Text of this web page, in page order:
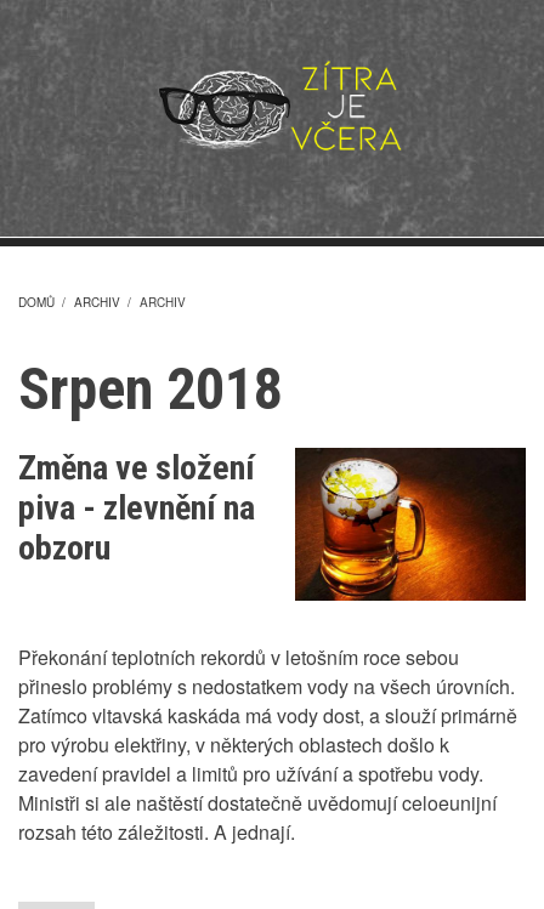
hlavnímu
NAVIGACE
DOMŮ / ARCHIV / ARCHIV
Srpen 2018
Změna ve složení
piva - zlevnění na
obzoru
Překonání teplotních rekordů v letošním roce sebou
přineslo problémy s nedostatkem vody na všech úrovních.
Zatímco vltavská kaskáda má vody dost, a slouží primárně
pro výrobu elektřiny, v některých oblastech došlo k
zavedení pravidel a limitů pro užívání a spotřebu vody.
Ministři si ale naštěstí dostatečně uvědomují celoeunijní
rozsah této záležitosti. A jednají.